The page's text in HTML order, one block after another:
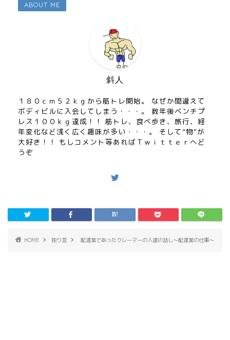
ABOUT ME
斜人
１８０ｃｍ５２ｋｇから筋トレ開始。 なぜか間違えて
ボディビルに入会してしまう・・・。 数年後ベンチプ
レス１００ｋｇ達成！！ 筋トレ、食べ歩き、旅行、経
年変化など浅く広く趣味が多い・・・。 そして”物”が
大好き！！ もしコメント等あればＴｗｉｔｔｅｒへど
うぞ
HOME 独り言 配達業であったクレーマーの人達の話し～配達業の仕事～